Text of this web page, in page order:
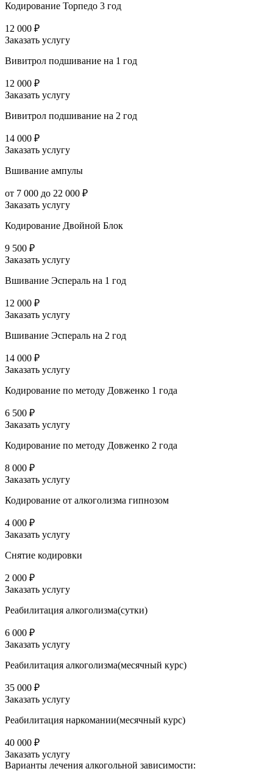
Кодирование Торпедо 3 год
12 000 ₽
Заказать услугу
Вивитрол подшивание на 1 год
12 000 ₽
Заказать услугу
Вивитрол подшивание на 2 год
14 000 ₽
Заказать услугу
Вшивание ампулы
от 7 000 до 22 000 ₽
Заказать услугу
Кодирование Двойной Блок
9 500 ₽
Заказать услугу
Вшивание Эспераль на 1 год
12 000 ₽
Заказать услугу
Вшивание Эспераль на 2 год
14 000 ₽
Заказать услугу
Кодирование по методу Довженко 1 года
6 500 ₽
Заказать услугу
Кодирование по методу Довженко 2 года
8 000 ₽
Заказать услугу
Кодирование от алкоголизма гипнозом
4 000 ₽
Заказать услугу
Снятие кодировки
2 000 ₽
Заказать услугу
Реабилитация алкоголизма(cутки)
6 000 ₽
Заказать услугу
Реабилитация алкоголизма(месячный курс)
35 000 ₽
Заказать услугу
Реабилитация наркомании(месячный курс)
40 000 ₽
Заказать услугу
Варианты лечения алкогольной зависимости: